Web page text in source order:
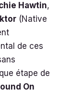
Hawtin,
(Native
de ces
étape de
On